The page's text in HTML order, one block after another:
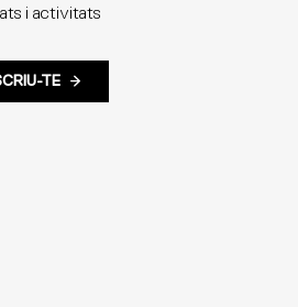
i activitats
TE